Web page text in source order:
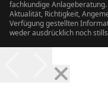
fachkundige
Aktualität, Richtigkeit,
Verfügung gestellten
weder ausdrücklich noch